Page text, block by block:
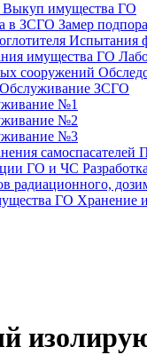
Выкуп имущества ГО
Замер
Испытания
Обслуживание ЗСГО
№1
№2
№3
Хранение